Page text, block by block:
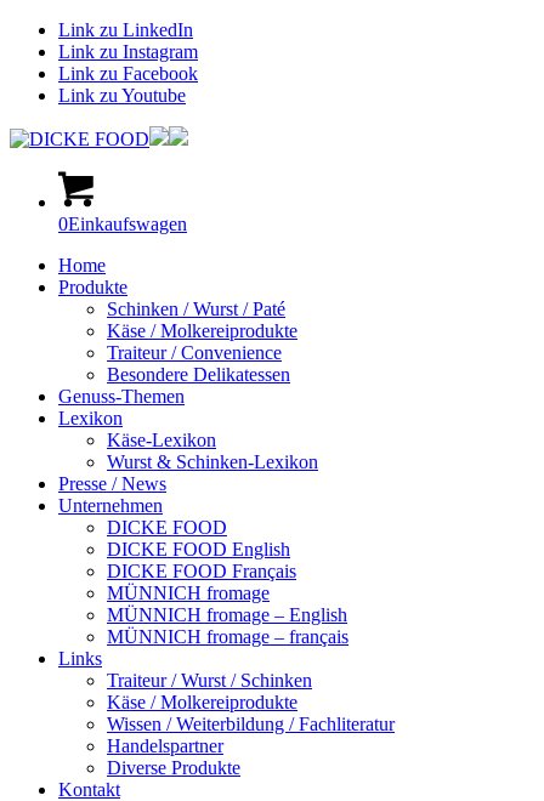
Link zu LinkedIn
Link zu Instagram
Link zu Facebook
Link zu Youtube
0Einkaufswagen
Home
Produkte
Schinken / Wurst / Paté
Käse / Molkereiprodukte
Traiteur / Convenience
Besondere Delikatessen
Genuss-Themen
Lexikon
Käse-Lexikon
Wurst & Schinken-Lexikon
Presse / News
Unternehmen
DICKE FOOD
DICKE FOOD English
DICKE FOOD Français
MÜNNICH fromage
MÜNNICH fromage – English
MÜNNICH fromage – français
Links
Traiteur / Wurst / Schinken
Käse / Molkereiprodukte
Wissen / Weiterbildung / Fachliteratur
Handelspartner
Diverse Produkte
Kontakt